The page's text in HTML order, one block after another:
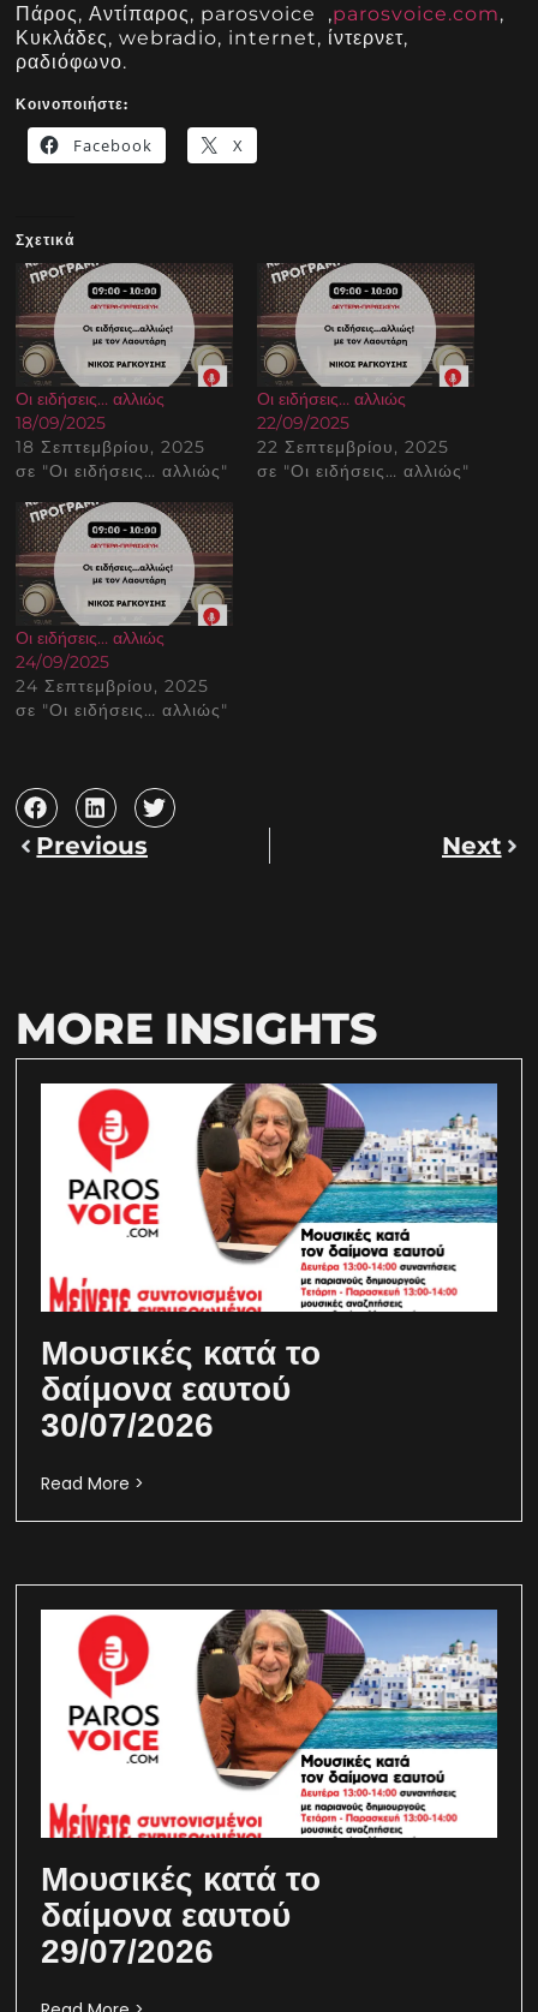
Πάρος, Αντίπαρος, parosvoice ,parosvoice.com,
Κυκλάδες, webradio, internet, ίντερνετ,
ραδιόφωνο.
Κοινοποιήστε:
Facebook X
Σχετικά
Οι ειδήσεις… αλλιώς
18/09/2025
18 Σεπτεμβρίου, 2025
σε "Οι ειδήσεις… αλλιώς"
Οι ειδήσεις… αλλιώς
22/09/2025
22 Σεπτεμβρίου, 2025
σε "Οι ειδήσεις… αλλιώς"
Οι ειδήσεις… αλλιώς
24/09/2025
24 Σεπτεμβρίου, 2025
σε "Οι ειδήσεις… αλλιώς"
Previous Next
MORE INSIGHTS
Μουσικές κατά το
δαίμονα εαυτού
30/07/2026
Read More >
Μουσικές κατά το
δαίμονα εαυτού
29/07/2026